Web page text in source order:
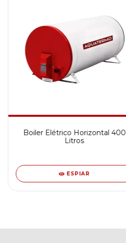
Boiler Elétrico Horizontal 400
Litros
ESPIAR